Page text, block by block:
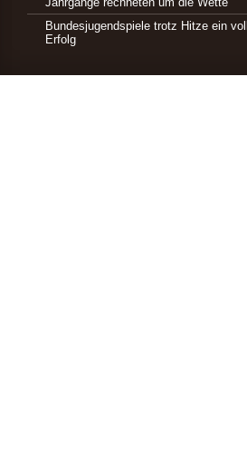
Bundesjugendspiele trotz Hitze ein
Erfolg